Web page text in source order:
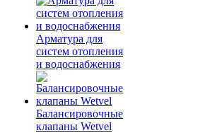
Арматура для
систем отопления
и водоснабжения
Балансировочные
клапаны Wetvel